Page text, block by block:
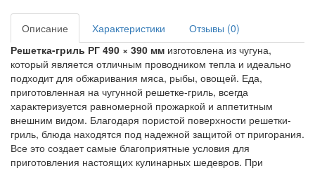
Описание Характеристики
Отзывы (0)
Решетка-гриль РГ 490 × 390 мм изготовлена из чугуна,
который является отличным проводником тепла и идеально
подходит для обжаривания мяса, рыбы, овощей. Еда,
приготовленная на чугунной решетке-гриль, всегда
характеризуется равномерной прожаркой и аппетитным
внешним видом. Благодаря пористой поверхности решетки-
гриль, блюда находятся под надежной защитой от пригорания.
Все это создает самые благоприятные условия для
приготовления настоящих кулинарных шедевров. При